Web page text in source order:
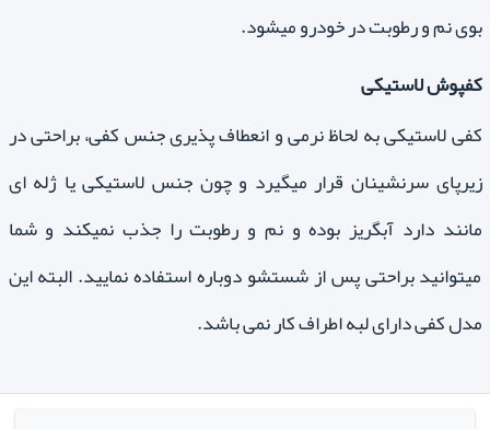
بوی نم و رطوبت در خودرو میشود.
کفپوش لاستیکی
کفی لاستیکی به لحاظ نرمی و انعطاف پذیری جنس کفی، براحتی در
زیرپای سرنشینان قرار میگیرد و چون جنس لاستیکی یا ژله ای
مانند دارد آبگریز بوده و نم و رطوبت را جذب نمیکند و شما
میتوانید براحتی پس از شستشو دوباره استفاده نمایید. البته این
مدل کفی دارای لبه اطراف کار نمی باشد.